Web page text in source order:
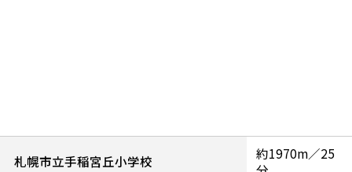
札幌市立手稲宮丘小学校
約1970m／25